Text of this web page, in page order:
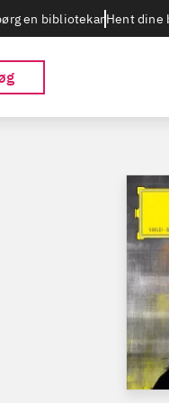
en bibliotekarHent dine